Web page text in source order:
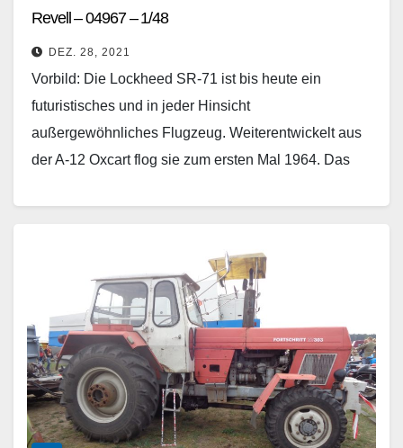
Revell – 04967 – 1/48
DEZ. 28, 2021
Vorbild: Die Lockheed SR-71 ist bis heute ein
futuristisches und in jeder Hinsicht
außergewöhnliches Flugzeug. Weiterentwickelt aus
der A-12 Oxcart flog sie zum ersten Mal 1964. Das